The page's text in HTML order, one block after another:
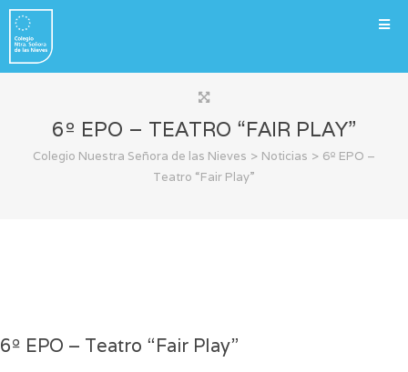
6º EPO – TEATRO “FAIR PLAY”
Colegio Nuestra Señora de las Nieves > Noticias > 6º EPO –
Teatro “Fair Play”
6º EPO – Teatro “Fair Play”